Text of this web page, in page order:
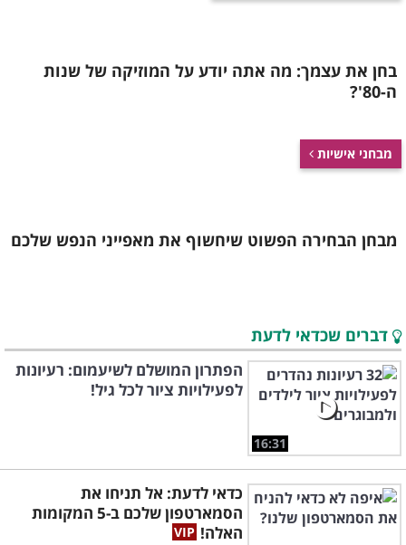
בחן את עצמך: מה אתה יודע על המוזיקה של שנות
ה-80'?
מבחני אישיות
מבחן הבחירה הפשוט שיחשוף את מאפייני הנפש שלכם
דברים שכדאי לדעת
16:31
הפתרון המושלם לשיעמום: רעיונות
לפעילויות ציור לכל גיל!
כדאי לדעת: אל תניחו את
הסמארטפון שלכם ב-5 המקומות
האלה!